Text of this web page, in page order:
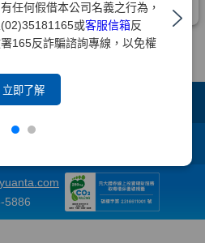
任何假借本公司名義之行為，
或客服信箱反
165反詐騙諮詢專線，以免權
立即了解
5886